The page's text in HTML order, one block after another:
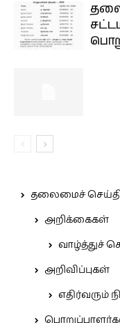
தலைமைச்
அறிக்கைகள்
வாழ்த்துச்
அறிவிப்புகள்
எதிர்வரும்